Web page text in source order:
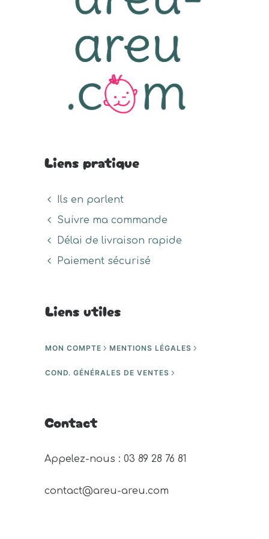
Liens pratique
Ils en parlent
Suivre ma commande
Délai de livraison rapide
Paiement sécurisé
Liens utiles
MON COMPTE MENTIONS LÉGALES
COND. GÉNÉRALES DE VENTES
Contact
Appelez-nous : 03 89 28 76 81
contact@areu-areu.com